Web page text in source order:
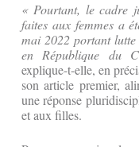
« Pourtant, le cadre
faites aux femmes a
mai 2022 portant lutte
en République du
explique-t-elle, en
son article premier,
une réponse
et aux filles.